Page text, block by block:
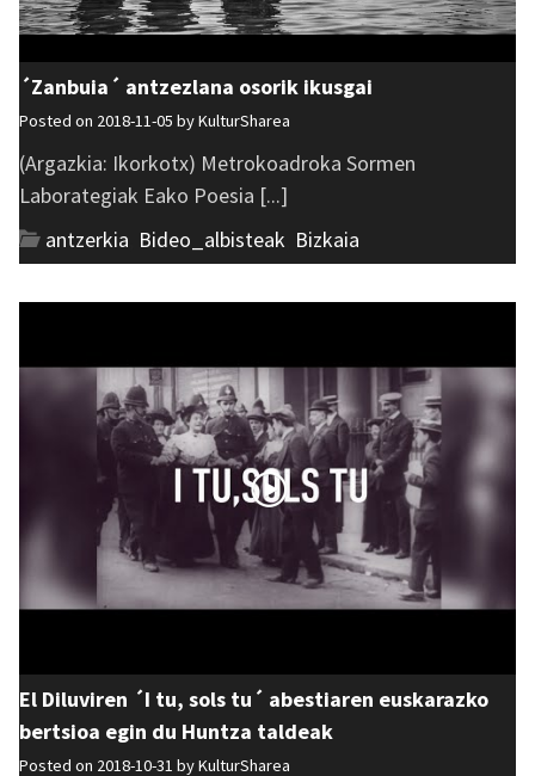
´Zanbuia´ antzezlana osorik ikusgai
Posted on 2018-11-05 byKulturSharea
(Argazkia: Ikorkotx) Metrokoadroka Sormen
Laborategiak Eako Poesia [...]
antzerkia Bideo_albisteak Bizkaia
El Diluviren ´I tu, sols tu´ abestiaren euskarazko
bertsioa egin du Huntza taldeak
Posted on 2018-10-31 byKulturSharea